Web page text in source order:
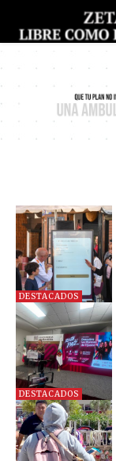
DESTACADOS
DESTACADOS